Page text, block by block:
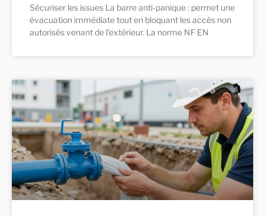
Sécuriser les issues La barre anti-panique : permet une
évacuation immédiate tout en bloquant les accès non
autorisés venant de l’extérieur. La norme NF EN